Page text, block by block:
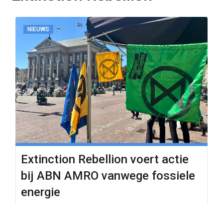
NIEUWS
Extinction Rebellion voert actie
bij ABN AMRO vanwege fossiele
energie